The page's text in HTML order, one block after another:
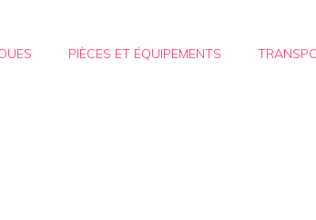
PIÈCES ET ÉQUIPEMENTS